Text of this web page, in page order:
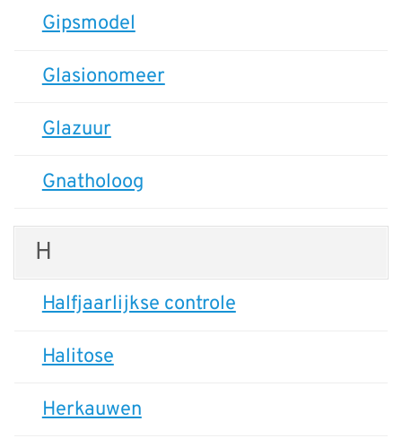
Gipsmodel
Glasionomeer
Glazuur
Gnatholoog
H
Halfjaarlijkse controle
Halitose
Herkauwen